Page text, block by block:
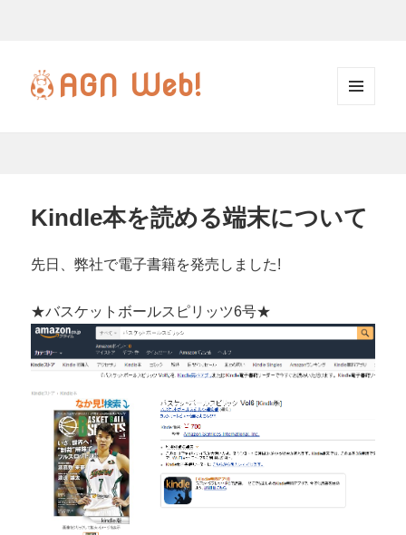
AGN Web!
ェッ
ト
Kindle本を読める端末について
先日、弊社で電子書籍を発売しました!
★バスケットボールスピリッツ6号★